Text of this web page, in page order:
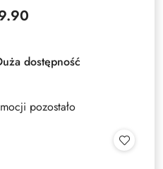
Cena:
dostępność
pozostało